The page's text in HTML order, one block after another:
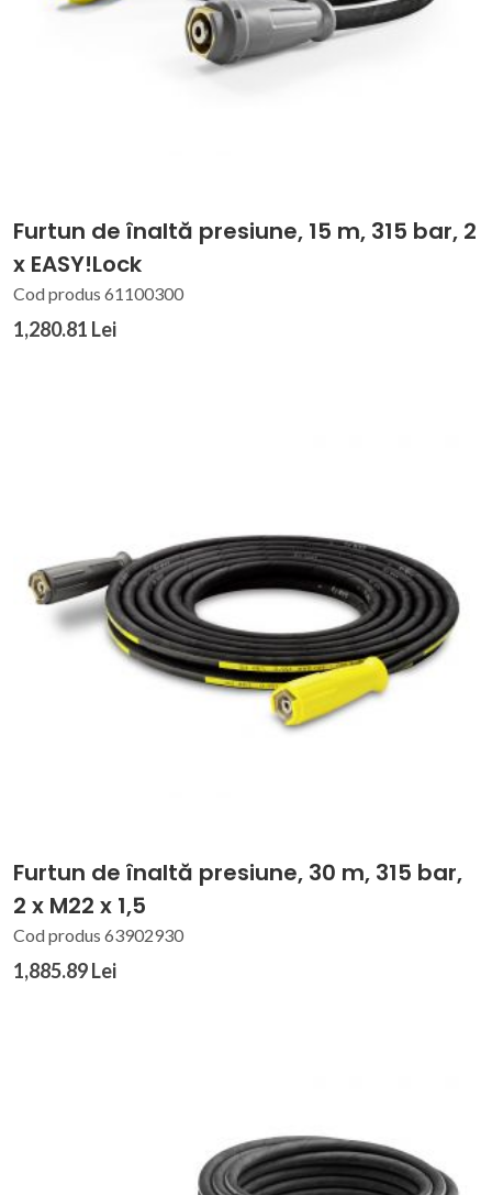
Furtun de înaltă presiune, 15 m, 315 bar, 2
x EASY!Lock
Cod produs 61100300
1,280.81 Lei
Furtun de înaltă presiune, 30 m, 315 bar,
2 x M22 x 1,5
Cod produs 63902930
1,885.89 Lei